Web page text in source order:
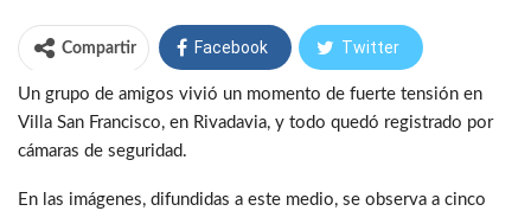
Compartir Facebook Twitter
WhatsApp Telegram
Un grupo de amigos vivió un momento de fuerte tensión en
Villa San Francisco, en Rivadavia, y todo quedó registrado por
cámaras de seguridad.
En las imágenes, difundidas a este medio, se observa a cinco